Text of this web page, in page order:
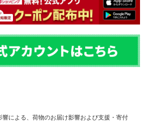
響による、荷物のお届け影響および支援・寄付